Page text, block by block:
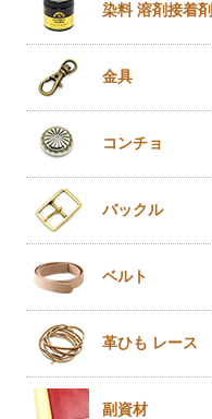
染料 溶剤接着剤
金具
コンチョ
バックル
ベルト
革ひも レース
副資材